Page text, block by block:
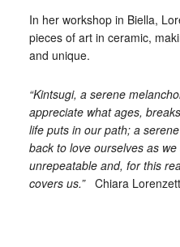
In her workshop in Biella,
pieces of art in ceramic,
and unique.
“Kintsugi, a serene
appreciate what ages,
life puts in our path; a
back to love ourselves as
unrepeatable and, for this
covers us.” Chiara